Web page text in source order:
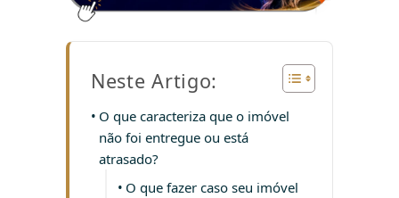
Neste Artigo:
O que caracteriza que o imóvel
não foi entregue ou está
atrasado?
O que fazer caso seu imóvel